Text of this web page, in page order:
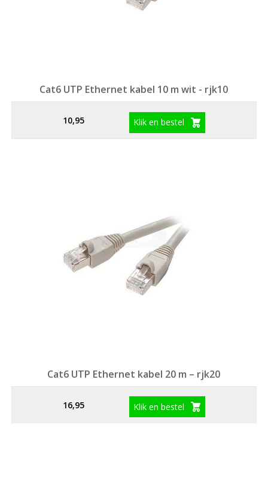
Cat6 UTP Ethernet kabel 10 m wit - rjk10
10,95 Klik en bestel
Cat6 UTP Ethernet kabel 20 m – rjk20
16,95 Klik en bestel